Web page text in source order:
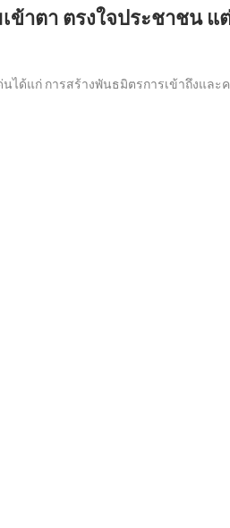
ข้าตา ตรงใจประชาชน
ได้แก่ การสร้างพันธมิตรการเข้าถึงแ